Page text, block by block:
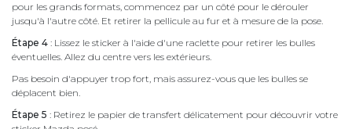
pour les grands formats, commencez par un côté pour le dérouler
jusqu'à l'autre côté. Et retirer la pellicule au fur et à mesure de la pose.
Étape 4 : Lissez le sticker à l'aide d'une raclette pour retirer les bulles
éventuelles. Allez du centre vers les extérieurs.
Pas besoin d'appuyer trop fort, mais assurez-vous que les bulles se
déplacent bien.
Étape 5 : Retirez le papier de transfert délicatement pour découvrir votre